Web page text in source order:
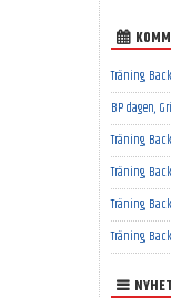
Träning,
BP dagen,
Träning,
Träning,
Träning,
Träning,